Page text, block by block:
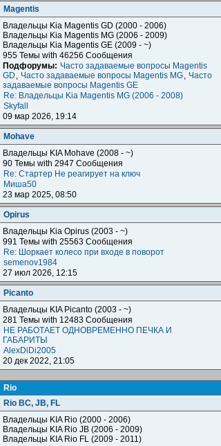
Magentis
Владельцы Kia Magentis GD (2000 - 2006)
Владельцы Kia Magentis MG (2006 - 2009)
Владельцы Kia Magentis GE (2009 - ~)
955 Темы with 46256 Сообщения
Подфорумы: Часто задаваемые вопросы Magentis
GD , Часто задаваемые вопросы Magentis MG, Часто
задаваемые вопросы Magentis GE
Re: Владельцы Kia Magentis MG (2006 - 2008)
Skyfall
09 мар 2026, 19:14
Mohave
Владельцы KIA Mohave (2008 - ~)
90 Темы with 2947 Сообщения
Re: Стартер Не реагирует на ключ
Миша50
23 мар 2025, 08:50
Opirus
Владельцы Kia Opirus (2003 - ~)
991 Темы with 25563 Сообщения
Re: Шоркает колесо при входе в поворот
semenov1984
27 июл 2026, 12:15
Piсanto
Владельцы KIA Piсanto (2003 - ~)
281 Темы with 12483 Сообщения
НЕ РАБОТАЕТ ОДНОВРЕМЕННО ПЕЧКА И
ГАБАРИТЫ
AlexDiDi2005
20 дек 2022, 21:05
Rio
Rio BC, JB, FL
Владельцы KIA Rio (2000 - 2006)
Владельцы KIA Rio JB (2006 - 2009)
Владельцы KIA Rio FL (2009 - 2011)